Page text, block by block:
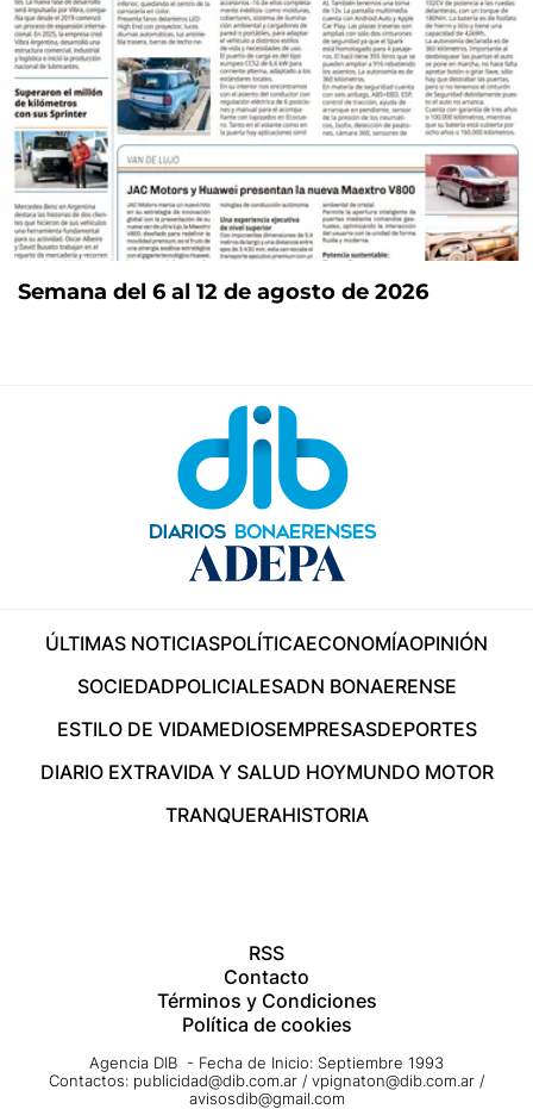
Semana del 6 al 12 de agosto de 2026
ÚLTIMAS NOTICIASPOLÍTICAECONOMÍAOPINIÓN
SOCIEDADPOLICIALESADN BONAERENSE
ESTILO DE VIDAMEDIOSEMPRESASDEPORTES
DIARIO EXTRAVIDA Y SALUD HOYMUNDO MOTOR
TRANQUERAHISTORIA
RSS
Contacto
Términos y Condiciones
Política de cookies
Agencia DIB - Fecha de Inicio: Septiembre 1993
Contactos: publicidad@dib.com.ar / vpignaton@dib.com.ar /
avisosdib@gmail.com